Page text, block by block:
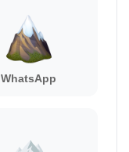
WhatsApp